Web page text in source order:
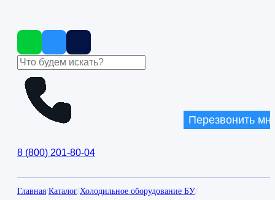
8 (800) 201-80-04
Перезвонить
Главная/Каталог/Холодильное оборудование БУ/